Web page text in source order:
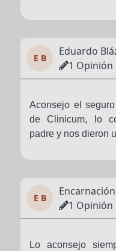
E B
Eduardo
1 Opinión
Aconsejo el
de Clinicum, lo
padre y nos dieron
E B
1 Opinión
Lo aconsejo